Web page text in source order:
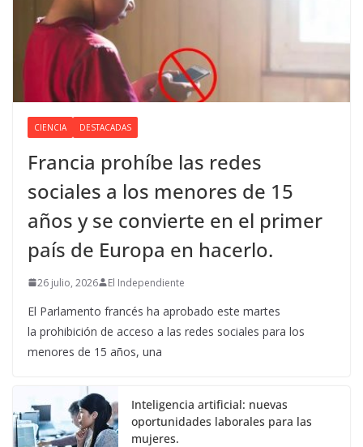
CIENCIA DESTACADAS
Francia prohíbe las redes
sociales a los menores de 15
años y se convierte en el primer
país de Europa en hacerlo.
26 julio, 2026 El Independiente
El Parlamento francés ha aprobado este martes
la prohibición de acceso a las redes sociales para los
menores de 15 años, una
Inteligencia artificial: nuevas
oportunidades laborales para las
mujeres.